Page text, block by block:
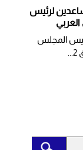
لرئيس
المجلس